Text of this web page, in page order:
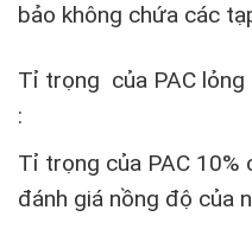
bảo không chứa các
Tỉ trọng của PAC
:
Tỉ trọng của PAC
đánh giá nồng độ của